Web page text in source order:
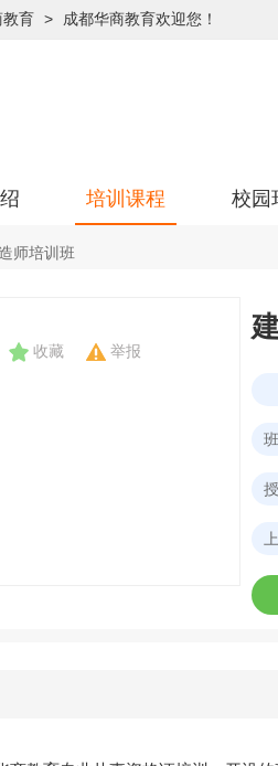
教育 > 成都华商教育欢迎您！
培训课程 校园
师培训班
收藏 举报